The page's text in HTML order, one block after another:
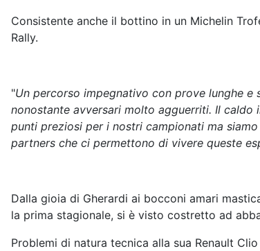
Consistente anche il bottino in un Michelin
Rally.
"Un percorso impegnativo con prove lunghe e
nonostante avversari molto agguerriti. Il
punti preziosi per i nostri campionati ma
partners che ci permettono di vivere queste
Dalla gioia di Gherardi ai bocconi amari
la prima stagionale, si è visto costretto ad
Problemi di natura tecnica alla sua Renault